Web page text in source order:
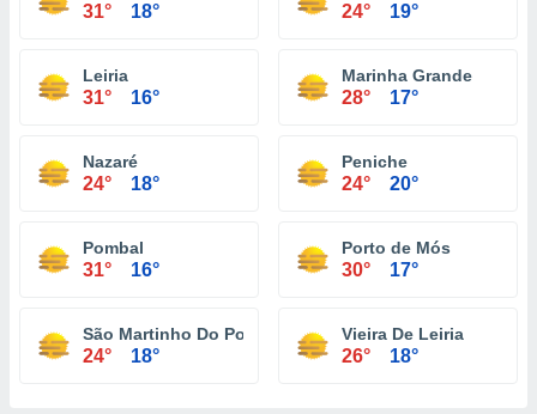
31° 18° 24° 19°
Leiria
31° 16°
Marinha Grande
28° 17°
Nazaré
24° 18°
Peniche
24° 20°
Pombal
31° 16°
Porto de Mós
30° 17°
São Martinho Do Porto
24° 18°
Vieira De Leiria
26° 18°